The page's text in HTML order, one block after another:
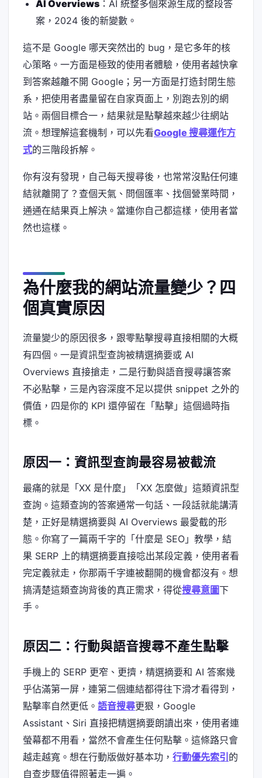
AI Overviews：AI 統整多個來源生成的整段答
案，2024 後的新變數。
這不是 Google 哪天突然出的 bug，是它多年的核
心策略。一方面是極致的使用者體驗，使用者越快拿
到答案越離不開 Google；另一方面是打造封閉生態
系，把使用者盡量留在自家頁面上，別跑去別的網
站。兩個目標合一，結果就是點擊越來越少往網站
流。想理解這套機制，可以先看Google 搜尋運作方
式的三階段拆解。
你有沒有發現，自己每天搜尋後，也常常沒點任何連
結就離開了？查個天氣、問個匯率、找個營業時間，
通通在結果頁上解決。當連你自己都這樣，使用者當
然也這樣。
為什麼我的網站流量變少？四
個真實原因
流量變少的原因很多，跟零點擊搜尋直接相關的大概
有四個。一是資訊型查詢被精選摘要或 AI
Overviews 直接搶走，二是行動與語音搜尋讓答案
不必點擊，三是內容深度不足以提供 snippet 之外的
價值，四是你的 KPI 還停留在「點擊」這個過時指
標。
原因一：資訊型查詢最容易被截流
最痛的就是「XX 是什麼」「XX 怎麼做」這類資訊型
查詢。這類查詢的答案通常一句話、一段話就能講清
楚，正好是精選摘要與 AI Overviews 最愛截的形
態。你寫了一篇兩千字的「什麼是 SEO」教學，結
果 SERP 上的精選摘要直接唸出某段定義，使用者看
完定義就走，你那兩千字連被翻開的機會都沒有。想
搞清楚這類查詢背後的真正需求，得從搜尋意圖下
手。
原因二：行動與語音搜尋不產生點擊
手機上的 SERP 更窄、更擠，精選摘要和 AI 答案幾
乎佔滿第一屏，連第二個連結都得往下滑才看得到，
點擊率自然更低。 語音搜尋更狠，Google
Assistant、Siri 直接把精選摘要朗讀出來，使用者連
螢幕都不用看，當然不會產生任何點擊。這條路只會
越走越寬。想在行動版做好基本功， 行動優先索引 的
自查步驟值得照著走一遍。